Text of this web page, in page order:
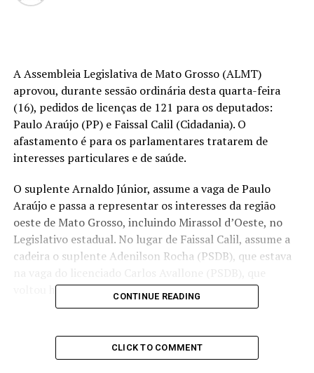
A Assembleia Legislativa de Mato Grosso (ALMT)
aprovou, durante sessão ordinária desta quarta-feira
(16), pedidos de licenças de 121 para os deputados:
Paulo Araújo (PP) e Faissal Calil (Cidadania). O
afastamento é para os parlamentares tratarem de
interesses particulares e de saúde.
O suplente Arnaldo Júnior, assume a vaga de Paulo
Araújo e passa a representar os interesses da região
oeste de Mato Grosso, incluindo Mirassol d’Oeste, no
Legislativo estadual. No lugar de Faissal Calil, assume a
cadeira o suplente Adenilson Rocha (PSDB), que estava
voltou hoje (16) a ocupar a titularidade do cargo
CONTINUE READING
CLICK TO COMMENT